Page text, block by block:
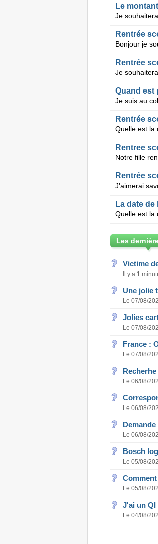
Le
Rentrée
Rentrée
Quand est
Rentrée
Rentree
Rentrée
La date de
Les
Victime
Il y a 1
Une jolie
Le 07/08/
Jolies
Le 07/08/
France :
Le 07/08/
Le 06/08/
Le 06/08/
Le 06/08/
Bosch
Le 05/08/
Le 05/08/
J'ai un QI
Le 04/08/